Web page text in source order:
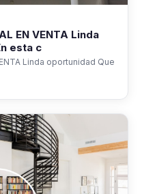
EN VENTA Linda
esta c
Linda oportunidad Que